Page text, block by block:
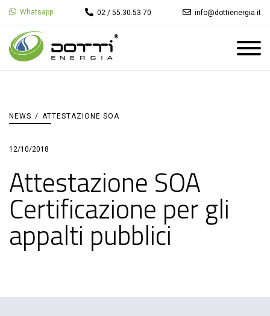
Whatsapp 02 / 55.30.53.70 info@dottienergia.it
NEWS / ATTESTAZIONE SOA
12/10/2018
Attestazione SOA
Certificazione per gli
appalti pubblici